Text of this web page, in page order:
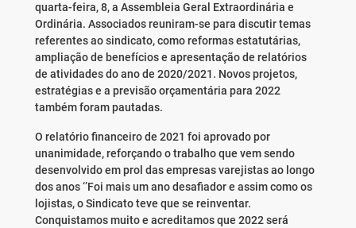
quarta-feira, 8, a Assembleia Geral Extraordinária e
Ordinária. Associados reuniram-se para discutir temas
referentes ao sindicato, como reformas estatutárias,
ampliação de benefícios e apresentação de relatórios
de atividades do ano de 2020/2021. Novos projetos,
estratégias e a previsão orçamentária para 2022
também foram pautadas.
O relatório financeiro de 2021 foi aprovado por
unanimidade, reforçando o trabalho que vem sendo
desenvolvido em prol das empresas varejistas ao longo
dos anos ‘’Foi mais um ano desafiador e assim como os
lojistas, o Sindicato teve que se reinventar.
Conquistamos muito e acreditamos que 2022 será